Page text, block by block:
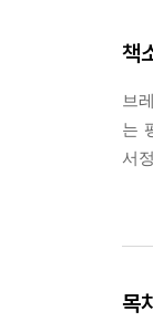
책
브
는
서
목